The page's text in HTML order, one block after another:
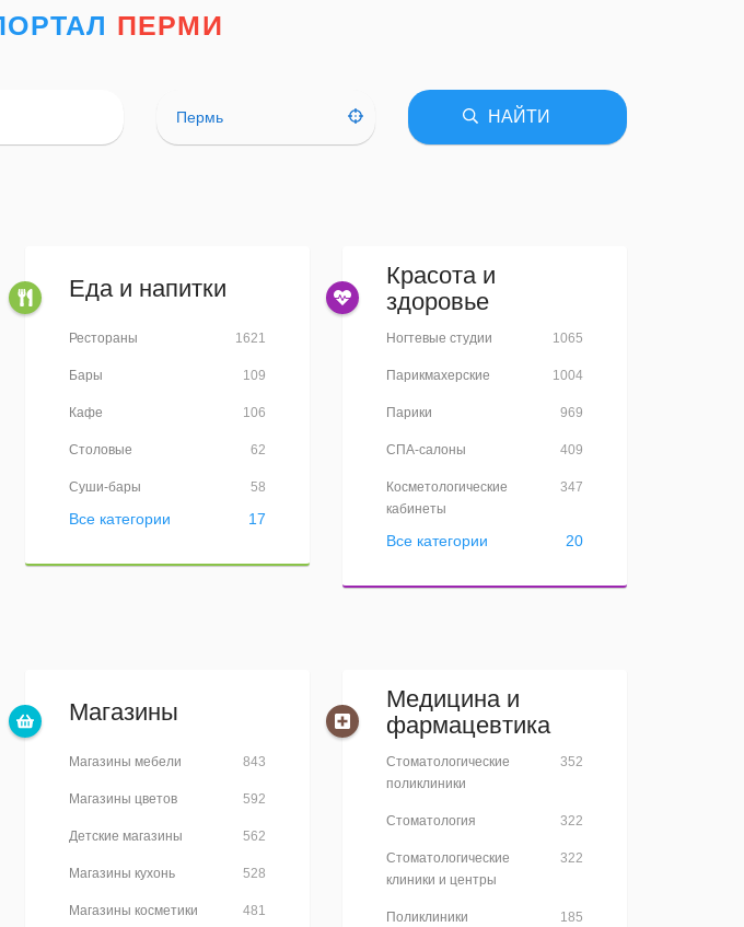
ПЕРМИ
Пермь НАЙТИ
Еда и напитки
1621
Рестораны
109
Бары
106
Кафе
62
Столовые
58
Суши-бары
17
Все категории
Красота и
здоровье
1065
Ногтевые студии
1004
Парикмахерские
969
Парики
409
СПА-салоны
347
Косметологические
кабинеты
20
Все категории
Магазины
843
Магазины мебели
592
Магазины цветов
562
Детские магазины
528
Магазины кухонь
481
Магазины косметики
Медицина и
фармацевтика
352
Стоматологические
поликлиники
322
Стоматология
322
Стоматологические
клиники и центры
185
Поликлиники